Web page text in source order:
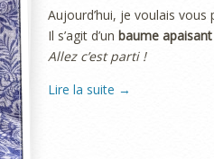
Aujourd’hui, je voulais vous
Il s’agit d’un baume
Allez c’est parti !
Lire la suite →